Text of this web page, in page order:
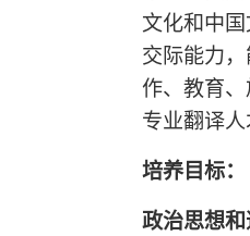
文化和中
交际能力
作、教育
专业翻译人
培养目标：
政治思想